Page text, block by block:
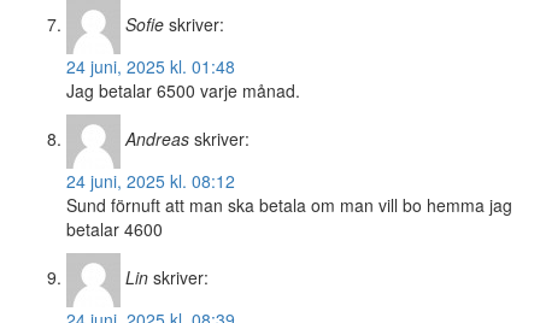
Sofie skriver:
24 juni, 2025 kl. 01:48
Jag betalar 6500 varje månad.
Andreas skriver:
24 juni, 2025 kl. 08:12
Sund förnuft att man ska betala om man vill bo hemma jag
betalar 4600
Lin skriver: